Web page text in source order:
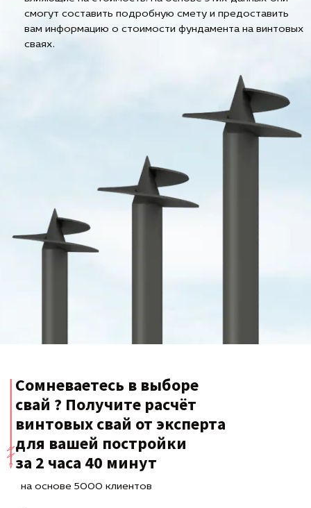
смогут составить подробную смету и предоставить
вам информацию о стоимости фундамента на винтовых
сваях.
Сомневаетесь в выборе
свай ? Получите расчёт
винтовых свай от эксперта
для вашей постройки
за 2 часа 40 минут
на основе 5000 клиентов